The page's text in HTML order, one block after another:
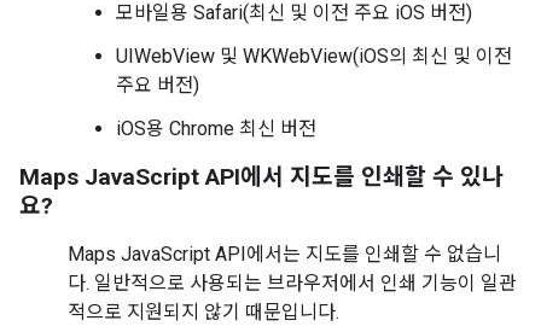
모바일용 Safari(최신 및 이전 주요 iOS 버전)
UIWebView 및 WKWebView(iOS의 최신 및 이전
주요 버전)
iOS용 Chrome 최신 버전
Maps JavaScript API에서 지도를 인쇄할 수 있나
요?
Maps JavaScript API에서는 지도를 인쇄할 수 없습니
다. 일반적으로 사용되는 브라우저에서 인쇄 기능이 일관
적으로 지원되지 않기 때문입니다.